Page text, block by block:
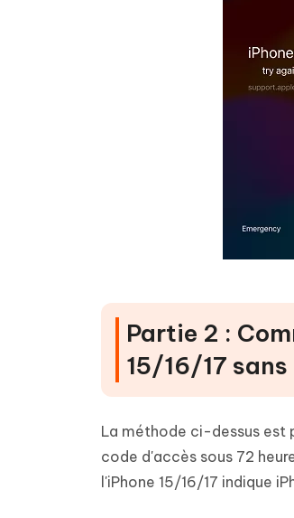
Partie 2 :
15/16/17
La méthode ci-dessus est
code d'accès sous 72
l'iPhone 15/16/17 indique